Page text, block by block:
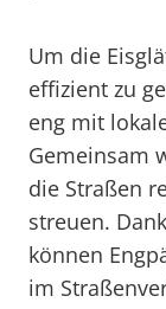
Um die
effizient zu
eng mit
Gemeinsam
die Straßen
streuen.
können
im